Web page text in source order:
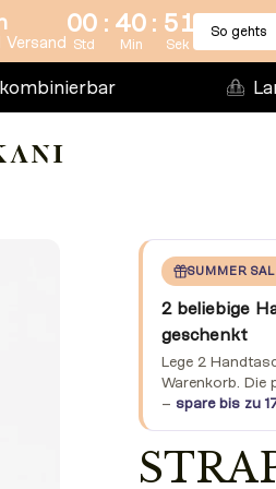
00 : 40 : 50
Std Min Sek
So gehts
SUMMER
2 beliebige
geschenkt
Lege 2
Warenkorb.
– spare bis zu